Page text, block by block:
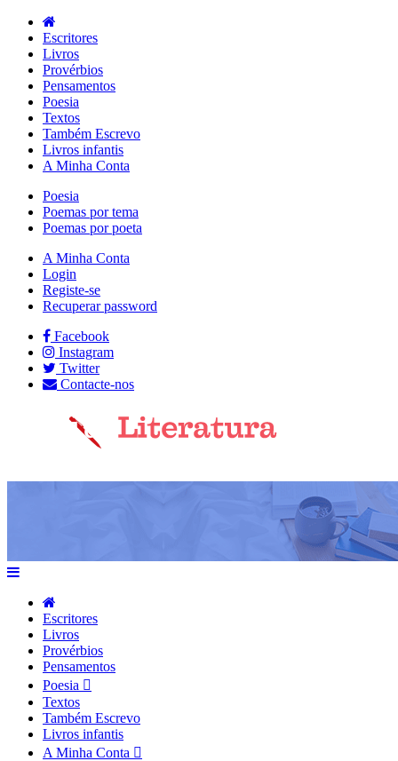
Escritores
Livros
Provérbios
Pensamentos
Poesia
Textos
Também Escrevo
Livros infantis
A Minha Conta
Poesia
Poemas por tema
Poemas por poeta
A Minha Conta
Login
Registe-se
Recuperar password
Facebook
Instagram
Twitter
Contacte-nos
Escritores
Livros
Provérbios
Pensamentos
Poesia
Textos
Também Escrevo
Livros infantis
A Minha Conta